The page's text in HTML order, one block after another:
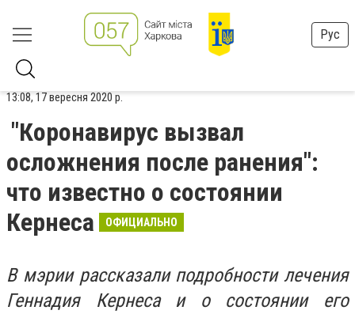
Рус
13:08, 17 вересня 2020 р.
"Коронавирус вызвал
осложнения после ранения":
что известно о состоянии
Кернеса
ОФИЦИАЛЬНО
В мэрии рассказали подробности лечения
Геннадия Кернеса и о состоянии его